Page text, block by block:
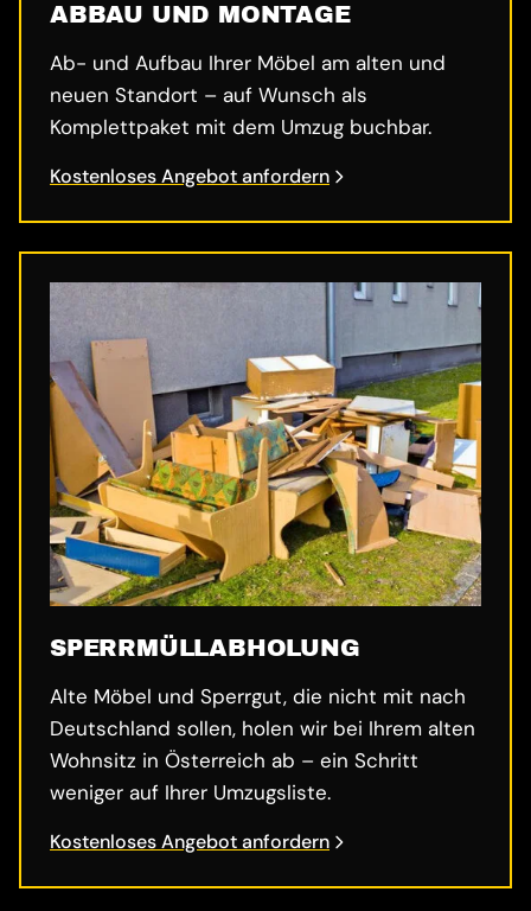
ABBAU UND MONTAGE
Ab- und Aufbau Ihrer Möbel am alten und
neuen Standort – auf Wunsch als
Komplettpaket mit dem Umzug buchbar.
Kostenloses Angebot anfordern
SPERRMÜLL­ABHOLUNG
Alte Möbel und Sperrgut, die nicht mit nach
Deutschland sollen, holen wir bei Ihrem alten
Wohnsitz in Österreich ab – ein Schritt
weniger auf Ihrer Umzugsliste.
Kostenloses Angebot anfordern